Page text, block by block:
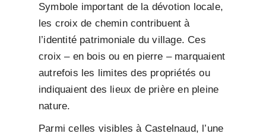
Symbole important de la dévotion locale,
les croix de chemin contribuent à
l’identité patrimoniale du village. Ces
croix – en bois ou en pierre – marquaient
autrefois les limites des propriétés ou
indiquaient des lieux de prière en pleine
nature.
Parmi celles visibles à Castelnaud, l’une